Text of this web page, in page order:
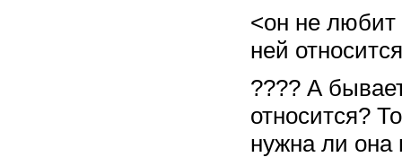
<он не любит
ней относится
???? А
относится?
нужна ли она